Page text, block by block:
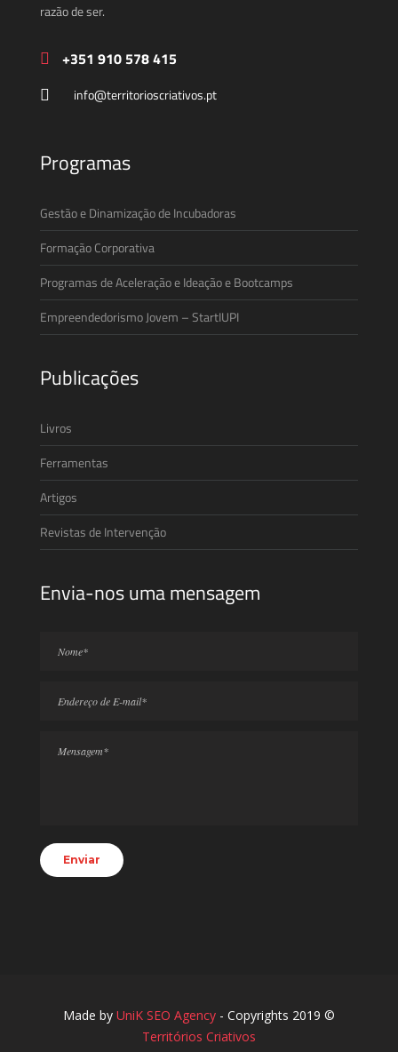
razão de ser.
+351 910 578 415
info@territorioscriativos.pt
Programas
Gestão e Dinamização de Incubadoras
Formação Corporativa
Programas de Aceleração e Ideação e Bootcamps
Empreendedorismo Jovem – StartIUPI
Publicações
Livros
Ferramentas
Artigos
Revistas de Intervenção
Envia-nos uma mensagem
Made by UniK SEO Agency - Copyrights 2019 ©
Territórios Criativos